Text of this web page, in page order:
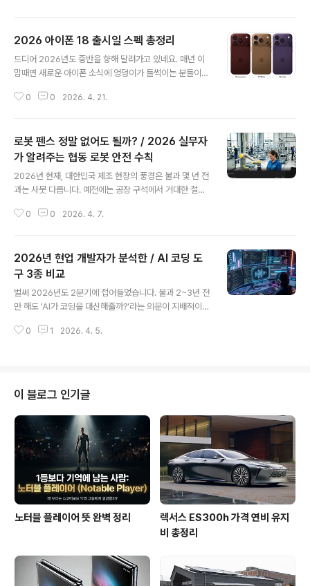
전기세가 어떻게 계산되는지, 그리고 개편된 제도 안에서 어떻게 해야 단돈 만
원이라도 아낄 수 있는지 실질적인 전략을 세우실 수 있을 겁니다.1. 2026 개편
의 핵심, '누진제 구간'의 변화와 취지이번 전기요금 개편의 가장 큰 특징은 기
2026 아이폰 18 출시일 스펙 총정리
드디어 2026년도 중반을 향해 달려가고 있네요. 매년 이
맘때면 새로운 아이폰 소식에 엉덩이가 들썩이는 분들이
라질 것으로 보여 준비할 게 참 많습니다.특히 이번에는 라
니다. 지금부터 2026년 하반기 출시가 확실시되는 모델과
내년으로 밀린 모델, 그리고 확 바뀐 스펙까지 총정리해 드
릴게요.1. 아이폰 18 시리즈 출시 일정: 가을과 봄의 분리2
026년 애플의 가장 큰 변화는 바로 '출시 이원화'입니다.
기존에는 9월에 전 모델을 다 풀었지만, 올해는 고가 라인
업과 일반 라인업의 출시 달력 자체가 다릅니다.2026년 9
0 0 2026. 4. 21.
로봇 펜스 정말 없어도 될까? / 2026 실무자
가 알려주는 협동 로봇 안전 수칙
2026년 현재, 대한민국 제조 현장의 풍경은 불과 몇 년 전
과는 사뭇 다릅니다. 예전에는 공장 구석에서 거대한 철창
다면, 이제는 작업자 바로 옆에서 함께 호흡하는 '협동 로봇
전략이 되었습니다. 하지만 현장의 열기만큼이나 우려의
목소리도 높습니다. "정말 펜스 없이 써도 안전한가요?",
"법적으로 문제가 생기면 어떡하죠?" 같은 질문들이 대표
적입니다.사실 로봇을 들여놓는 것보다 더 중요한 것은 '어
다고 끝나는 게 아니라, ISO 10218-2와 같은 국제 표준
0 0 2026. 4. 7.
2026년 현업 개발자가 분석한 / AI 코딩 도
구 3종 비교
벌써 2026년도 2분기에 접어들었습니다. 불과 2~3년 전
만 해도 'AI가 코딩을 대신해줄까?'라는 의문이 지배적이었
버렸죠. 이제는 '어떤 AI 도구를 써야 내 퇴근 시간을 앞당
껴질 정도로 우리 업무 깊숙이 파고들었으니까요.하지만
선택지가 너무 많아진 게 문제입니다. 며칠 전 팀 커피 타임
에서도 주제는 단연 'Cursor(커서)가 진짜 끝판왕인
가?'였어요. 누군가는 익숙한 GitHub Copilot(코파일럿)
이 최고라고 하고, 또 다른 동료는 브라우저만 있으면 끝나
는 R..
0 1 2026. 4. 5.
이 블로그 인기글
노터블 플레이어 뜻 완벽 정리
렉서스 ES300h 가격 연비 유지
비 총정리